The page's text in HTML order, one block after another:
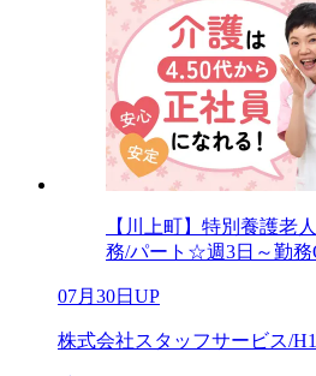
【川上町】特別養護老
務/パート☆週3日～勤務
07月30日UP
株式会社スタッフサービス/